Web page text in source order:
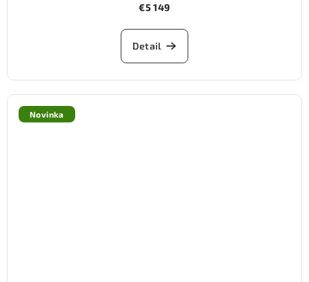
€5 149
Detail
Novinka